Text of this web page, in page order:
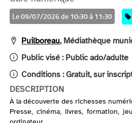
Le 09/07/2026 de 10:30 à 11:30
Puilboreau, Médiathèque
Public visé : Public ado/adulte
Conditions :Gratuit, sur
DESCRIPTION
À la découverte des richesses
Presse, cinéma, livres, formation,